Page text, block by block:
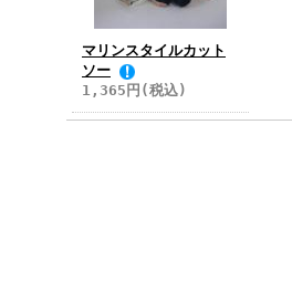
マリンスタイルカット
ソー
1,365円(税込)